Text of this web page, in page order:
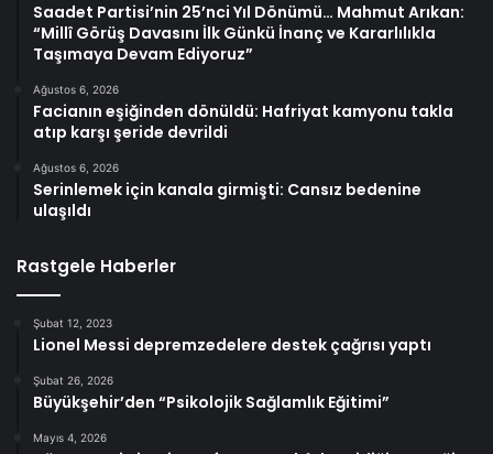
Saadet Partisi’nin 25’nci Yıl Dönümü… Mahmut Arıkan:
“Millî Görüş Davasını İlk Günkü İnanç ve Kararlılıkla
Taşımaya Devam Ediyoruz”
Ağustos 6, 2026
Facianın eşiğinden dönüldü: Hafriyat kamyonu takla
atıp karşı şeride devrildi
Ağustos 6, 2026
Serinlemek için kanala girmişti: Cansız bedenine
ulaşıldı
Rastgele Haberler
Şubat 12, 2023
Lionel Messi depremzedelere destek çağrısı yaptı
Şubat 26, 2026
Büyükşehir’den “Psikolojik Sağlamlık Eğitimi”
Mayıs 4, 2026